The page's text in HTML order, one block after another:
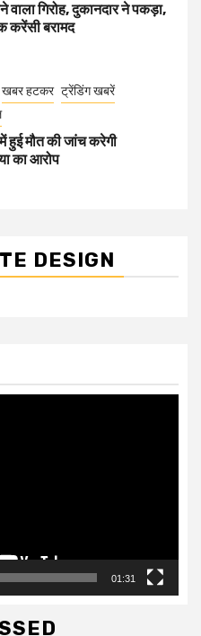
गिरोह, दुकानदार ने पकड़ा,
करेंसी बरामद
खबर हटकर ट्रेंडिंग खबरें
हुई मौत की जांच करेगी
का आरोप
DESIGN
01:31